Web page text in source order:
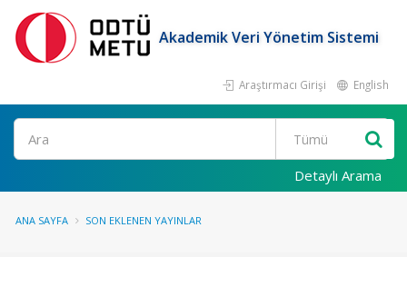
Akademik Veri Yönetim Sistemi
Araştırmacı Girişi English
Ara
Detaylı Arama
ANA SAYFA SON EKLENEN YAYINLAR